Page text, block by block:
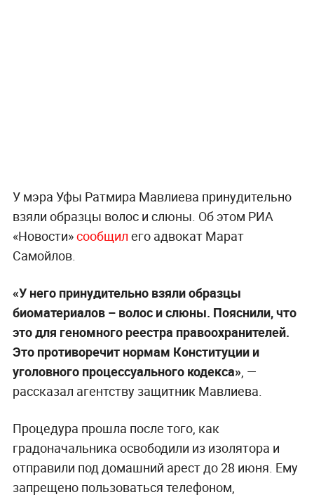
У мэра Уфы Ратмира Мавлиева принудительно
взяли образцы волос и слюны. Об этом РИА
«Новости»сообщил его адвокат Марат
Самойлов.
«У него принудительно взяли образцы
биоматериалов – волос и слюны. Пояснили, что
это для геномного реестра правоохранителей.
Это противоречит нормам Конституции и
уголовного процессуального кодекса», —
рассказал агентству защитник Мавлиева.
Процедура прошла после того, как
градоначальника освободили из изолятора и
отправили под домашний арест до 28 июня. Ему
запрещено пользоваться телефоном,